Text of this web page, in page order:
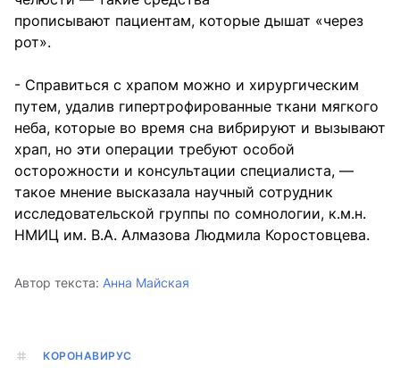
прописывают пациентам, которые дышат «через
рот».
- Справиться с храпом можно и хирургическим
путем, удалив гипертрофированные ткани мягкого
неба, которые во время сна вибрируют и вызывают
храп, но эти операции требуют особой
осторожности и консультации специалиста, —
такое мнение высказала научный сотрудник
исследовательской группы по сомнологии, к.м.н.
НМИЦ им. В.А. Алмазова Людмила Коростовцева.
Автор текста: Анна Майская
КОРОНАВИРУС